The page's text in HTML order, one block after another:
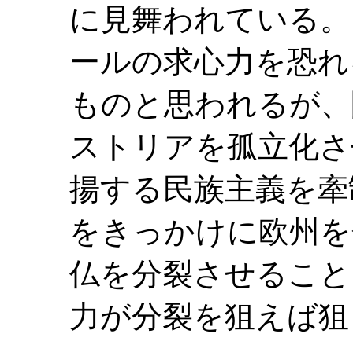
に見舞われている
ールの求心力を恐
ものと思われるが
ストリアを孤立化
揚する民族主義を
をきっかけに欧州
仏を分裂させるこ
力が分裂を狙えば